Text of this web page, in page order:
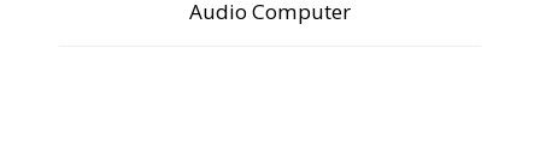
Audio Computer